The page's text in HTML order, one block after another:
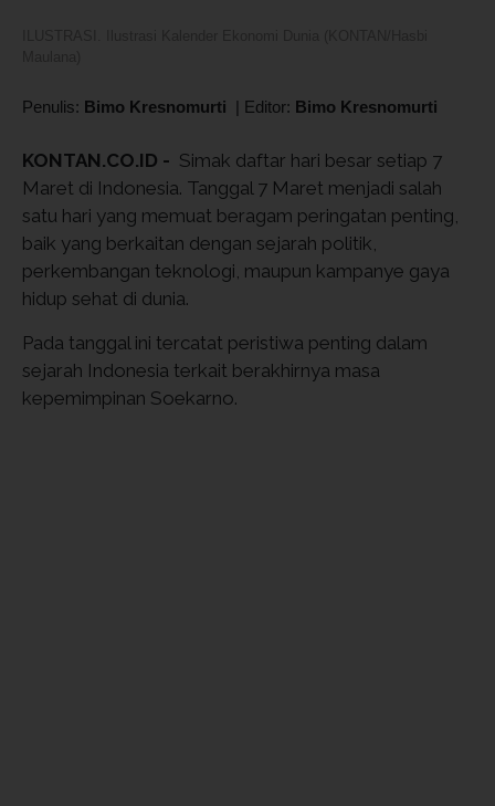
Penulis: Bimo Kresnomurti | Editor: Bimo Kresnomurti
KONTAN.CO.ID - Simak daftar hari besar setiap 7
Maret di Indonesia. Tanggal 7 Maret menjadi salah
satu hari yang memuat beragam peringatan penting,
baik yang berkaitan dengan sejarah politik,
perkembangan teknologi, maupun kampanye gaya
hidup sehat di dunia.
Pada tanggal ini tercatat peristiwa penting dalam
sejarah Indonesia terkait berakhirnya masa
kepemimpinan Soekarno.